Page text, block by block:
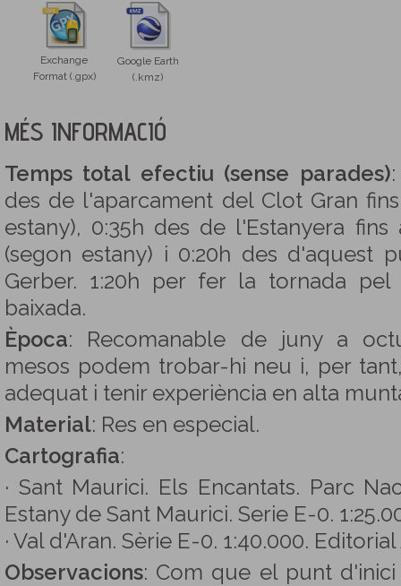
Exchange
Format (.gpx)
Google Earth
(.kmz)
MÉS INFORMACIÓ
Temps total efectiu (sense parades)
des de l'aparcament del Clot Gran
estany), 0:35h des de l'Estanyera
(segon estany) i 0:20h des d'aquest
Gerber. 1:20h per fer la tornada
baixada.
Època: Recomanable de juny a
mesos podem trobar-hi neu i, per
adequat i tenir experiència en alta
Material: Res en especial.
Cartografia:
· Sant Maurici. Els Encantats. Parc
Estany de Sant Maurici. Serie E-0.
· Val d'Aran. Sèrie E-0. 1:40.000.
Observacions: Com que el punt